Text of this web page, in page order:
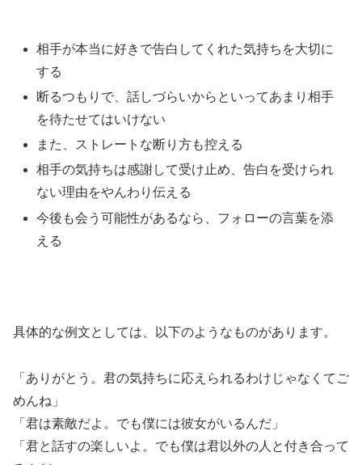
相手が本当に好きで告白してくれた気持ちを大切に
する
断るつもりで、話しづらいからといってあまり相手
を待たせてはいけない
また、ストレートな断り方も控える
相手の気持ちは感謝して受け止め、告白を受けられ
ない理由をやんわり伝える
今後も会う可能性があるなら、フォローの言葉を添
える
具体的な例文としては、以下のようなものがあります。
「ありがとう。君の気持ちに応えられるわけじゃなくてご
めんね」
「君は素敵だよ。でも僕には彼女がいるんだ」
「君と話すの楽しいよ。でも僕は君以外の人と付き合って